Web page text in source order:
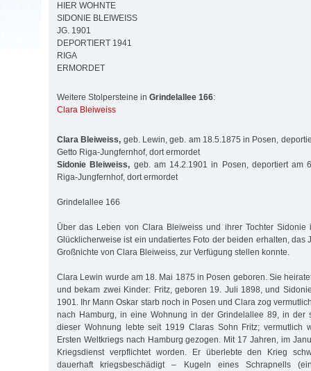
HIER WOHNTE
SIDONIE BLEIWEISS
JG. 1901
DEPORTIERT 1941
RIGA
ERMORDET
Weitere Stolpersteine in Grindelallee 166:
Clara Bleiweiss
Clara Bleiweiss, geb. Lewin, geb. am 18.5.1875 in Posen,
Getto Riga-Jungfernhof, dort ermordet
Sidonie Bleiweiss, geb. am 14.2.1901 in Posen, deportiert am
Riga-Jungfernhof, dort ermordet
Grindelallee 166
Über das Leben von Clara Bleiweiss und ihrer Tochter Sidonie
Glücklicherweise ist ein undatiertes Foto der beiden erhalten, das
Großnichte von Clara Bleiweiss, zur Verfügung stellen konnte.
Clara Lewin wurde am 18. Mai 1875 in Posen geboren. Sie
und bekam zwei Kinder: Fritz, geboren 19. Juli 1898, und
1901. Ihr Mann Oskar starb noch in Posen und Clara zog
nach Hamburg, in eine Wohnung in der Grindelallee 89, in der
dieser Wohnung lebte seit 1919 Claras Sohn Fritz; vermutlich
Ersten Weltkriegs nach Hamburg gezogen. Mit 17 Jahren, im
Kriegsdienst verpflichtet worden. Er überlebte den Krieg
dauerhaft kriegsbeschädigt – Kugeln eines Schrapnells